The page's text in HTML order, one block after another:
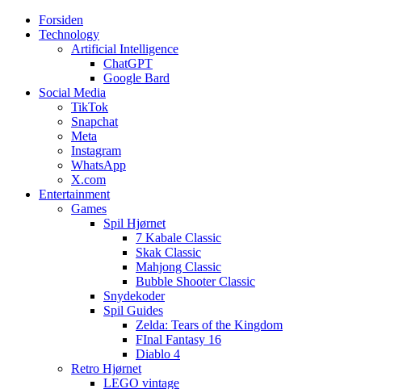
Web3zero.dk
Web3zero.dk
Forsiden
Technology
Artificial Intelligence
ChatGPT
Google Bard
Social Media
TikTok
Snapchat
Meta
Instagram
WhatsApp
X.com
Entertainment
Games
Spil Hjørnet
7 Kabale Classic
Skak Classic
Mahjong Classic
Bubble Shooter Classic
Snydekoder
Spil Guides
Zelda: Tears of the Kingdom
FInal Fantasy 16
Diablo 4
Retro Hjørnet
LEGO vintage